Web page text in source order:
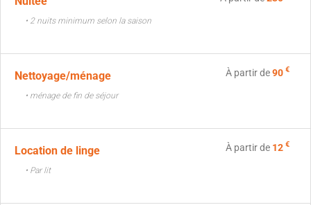
• 2 nuits minimum selon la saison
Nettoyage/ménage À partir de90 €
• ménage de fin de séjour
Location de linge À partir de 12 €
• Par lit